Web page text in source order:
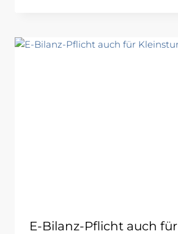
E-Bilanz-Pflicht auch für